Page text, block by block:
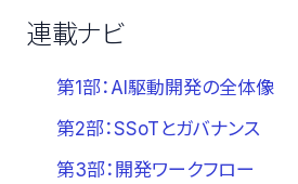
連載ナビ
第1部：AI駆動開発の全体像
第2部：SSoTとガバナンス
第3部：開発ワークフロー